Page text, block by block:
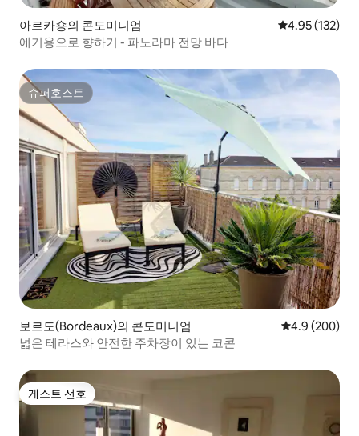
아르카숑의 콘도미니엄 평점 4.95점(5
4.95 (132)
에기용으로 향하기 - 파노라마 전망 바다
슈퍼호스트
슈퍼호스트
보르도(Bordeaux)의 콘도미니엄 평점 4.9점(5
4.9 (200)
넓은 테라스와 안전한 주차장이 있는 코콘
게스트 선호
게스트 선호